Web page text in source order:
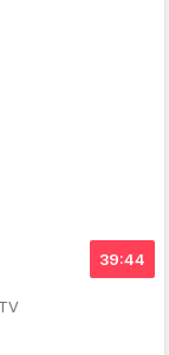
39:44